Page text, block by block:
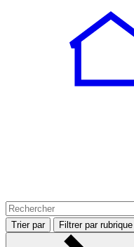
Trier par Filtrer par rubrique